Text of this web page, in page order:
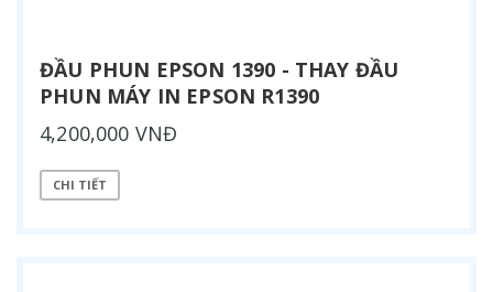
ĐẦU PHUN EPSON 1390 - THAY ĐẦU
PHUN MÁY IN EPSON R1390
4,200,000 VNĐ
CHI TIẾT